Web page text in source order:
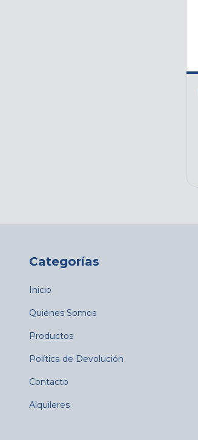
Categorías
Inicio
Quiénes Somos
Productos
Política de Devolución
Contacto
Alquileres